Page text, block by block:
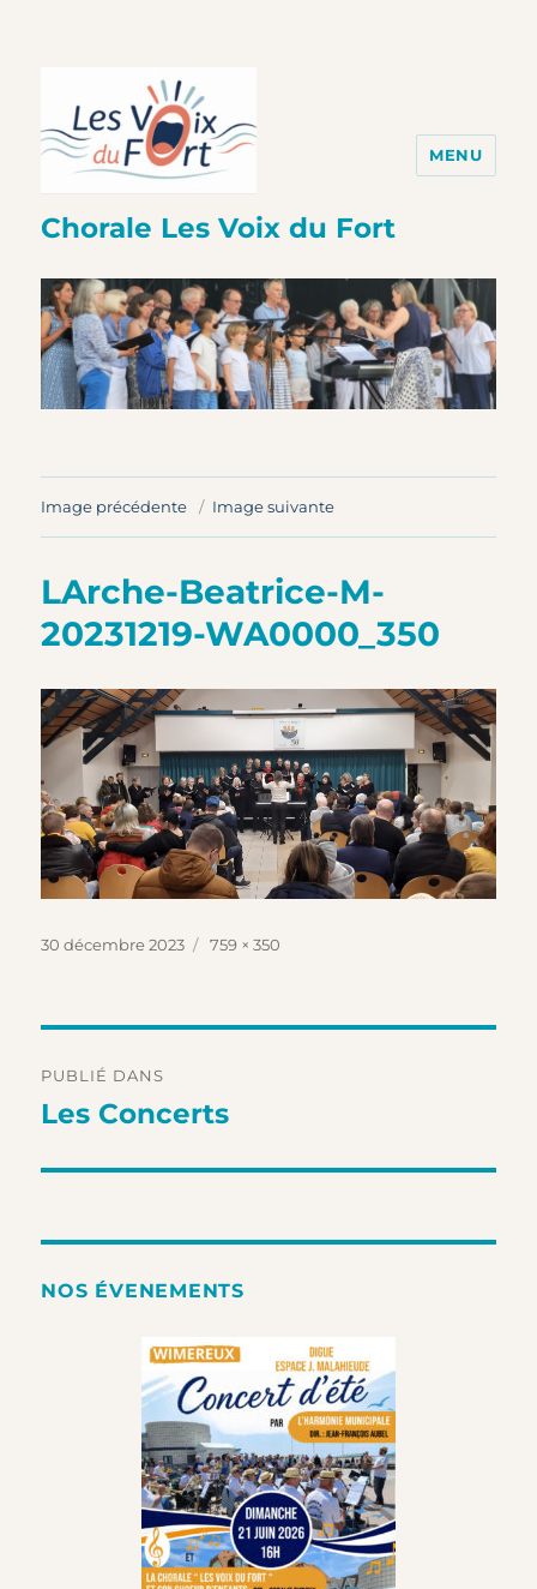
Chorale Les Voix du Fort
MENU
Image précédente Image suivante
LArche-Beatrice-M-
20231219-WA0000_350
Publié
30 décembre 2023
Taille
759 × 350
de
PUBLIÉ DANS
Les Concerts
NOS ÉVENEMENTS